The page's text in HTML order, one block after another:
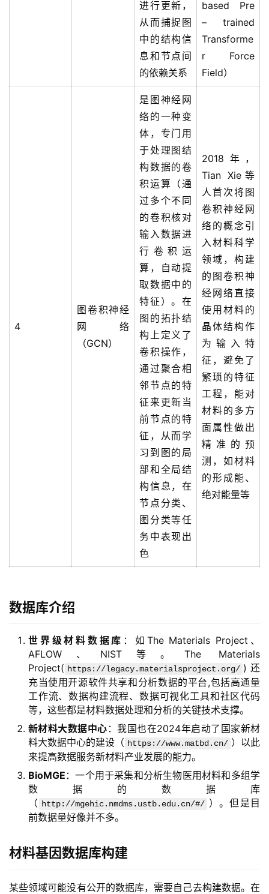
注册
进行更新，
从而捕捉图
中的结构信
息和节点间
的依赖关系
based Pre
– trained
Transforme
r Force
Field）
4
图卷积神经
网络
（GCN）
是图神经网
络的一种变
体，专门用
于处理图结
构数据的卷
积运算（通
过多个不同
的卷积核对
输入数据进
行卷积运
算，自动提
取数据中的
特征）。在
图的拓扑结
构上定义了
卷积操作，
通过聚合相
邻节点的特
征来更新当
前节点的特
征，从而学
习到图的局
部和全局结
构信息，在
节点分类、
图分类等任
务中表现出
色
2018年，
Tian Xie等
人首次将图
卷积神经网
络的概念引
入材料科学
领域，构建
的图卷积神
经网络直接
使用材料的
晶体结构作
为输入特
征，避免了
繁琐的特征
工程，能对
材料的多方
面属性做出
精准的预
测，如材料
的形成能、
绝对能量等
数据库介绍
世界级材料数据库 ：如The Materials Project、
AFLOW、NIST等。The Materials
Project( https://legacy.materialsproject.org/ )还
充当使用开源软件共享和分析数据的平台,包括高通量
工作流、数据构建流程、数据可视化工具和社区代码
等，这些都是材料数据处理和分析的关键技术支撑。
新材料大数据中心 ：我国也在2024年启动了国家新材
料大数据中心的建设（ https://www.matbd.cn/ ）以此
来提高数据服务新材料产业发展的能力。
BioMGE ：一个用于采集和分析生物医用材料和多组学
数据的数据库
（ http://mgehic.nmdms.ustb.edu.cn/#/ ）。但是目
前数据量好像并不多。
材料基因数据库构建
某些领域可能没有公开的数据库，需要自己去构建数据。在